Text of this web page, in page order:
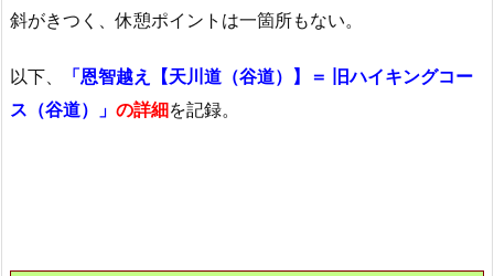
斜がきつく、休憩ポイントは一箇所もない。
以下、
「恩智越え【天川道（谷道）】＝ 旧ハイキングコー
ス（谷道）」 の詳細を記録。